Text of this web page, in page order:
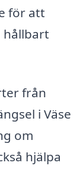
för att
hållbart
från
i Väse
om
hjälpa